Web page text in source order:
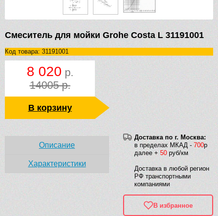
Смеситель для мойки Grohe Costa L 31191001
Код товара: 31191001
8 020 р.
14005 р.
В корзину
Доставка по г. Москва:
в пределах МКАД - 700р
далее + 50 руб/км
Доставка в любой регион
РФ транспортными
компаниями
В избранное
Описание
Характеристики